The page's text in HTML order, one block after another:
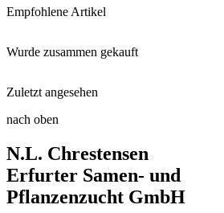
Empfohlene Artikel
Rosenmanschetten
Wurde zusammen gekauft
Edelrose Osiana
Edelrose Oh Happy Day®
Zuletzt angesehen
Strauchrose Circle of Life®
nach oben
N.L. Chrestensen
Erfurter Samen- und
Pflanzenzucht GmbH